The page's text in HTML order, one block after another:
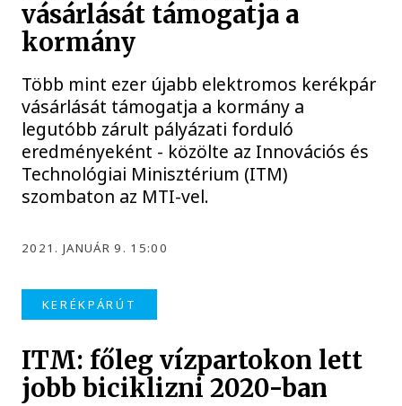
vásárlását támogatja a
kormány
Több mint ezer újabb elektromos kerékpár
vásárlását támogatja a kormány a
legutóbb zárult pályázati forduló
eredményeként - közölte az Innovációs és
Technológiai Minisztérium (ITM)
szombaton az MTI-vel.
2021. JANUÁR 9. 15:00
KERÉKPÁRÚT
ITM: főleg vízpartokon lett
jobb biciklizni 2020-ban